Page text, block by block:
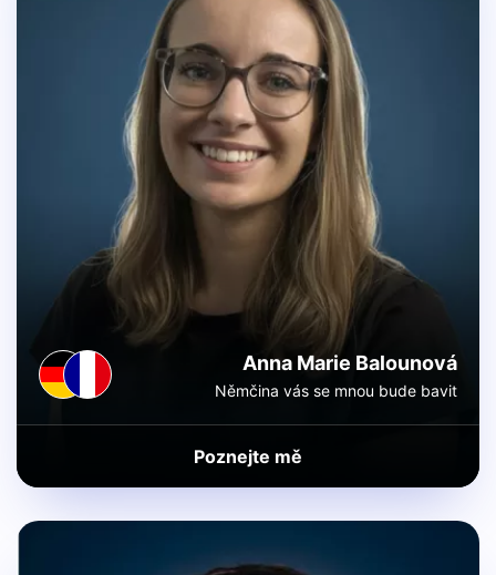
Anna Marie Balounová
Němčina vás se mnou bude bavit
Poznejte mě